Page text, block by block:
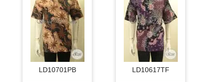
LD10701PB LD10617TF